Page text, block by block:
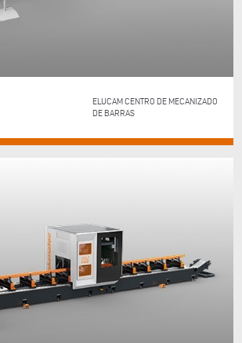
ELUCAM CENTRO DE MECANIZADO
DE BARRAS